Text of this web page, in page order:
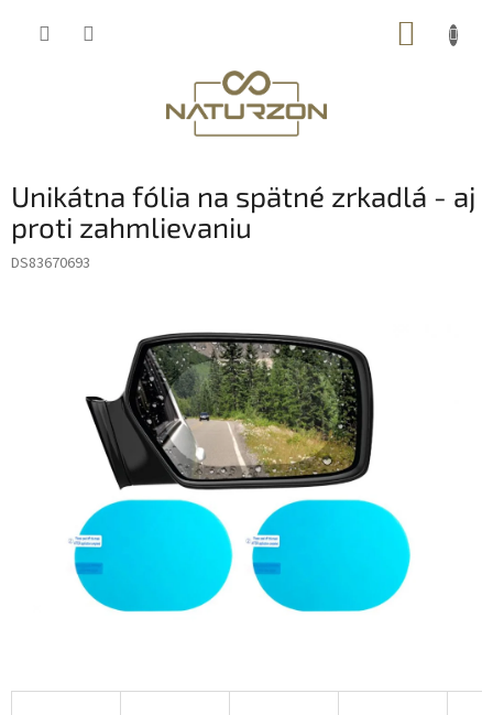
Unikátna fólia na spätné zrkadlá - aj
proti zahmlievaniu
DS83670693